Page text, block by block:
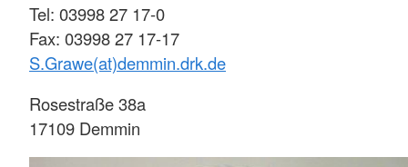
Tel: 03998 27 17-0
Fax: 03998 27 17-17
S.Grawe(at)demmin.drk.de
Rosestraße 38a
17109 Demmin